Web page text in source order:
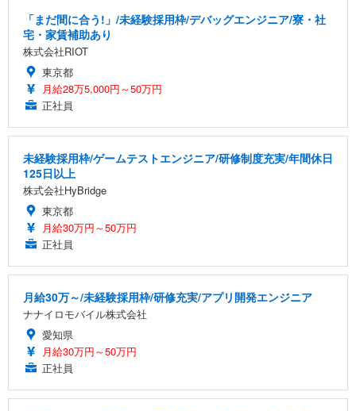
「まだ間に合う!」/未経験採用枠/デバッグエンジニア/寮・社
宅・家賃補助あり
株式会社RIOT
東京都
月給28万5,000円～50万円
正社員
未経験採用枠/ゲームテストエンジニア/研修制度充実/年間休日
125日以上
株式会社HyBridge
東京都
月給30万円～50万円
正社員
月給30万～/未経験採用枠/研修充実/アプリ開発エンジニア
ナナイロモバイル株式会社
愛知県
月給30万円～50万円
正社員